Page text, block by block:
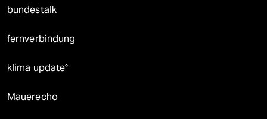
bundestalk
fernverbindung
klima update°
Mauerecho